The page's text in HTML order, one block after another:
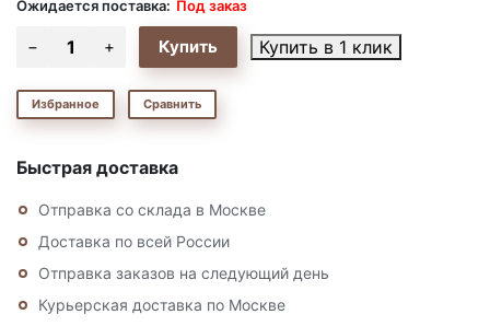
Ожидается поставка: Под заказ
Купить в 1 клик
Избранное Сравнить
Быстрая доставка
Отправка со склада в Москве
Доставка по всей России
Отправка заказов на следующий день
Курьерская доставка по Москве